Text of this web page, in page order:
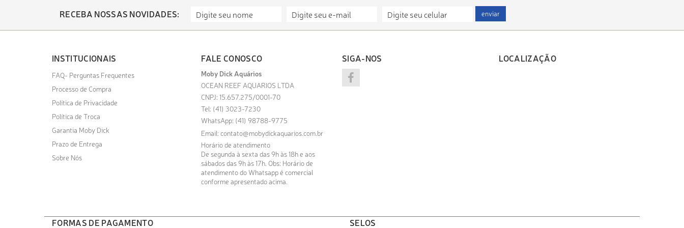
RECEBA NOSSAS NOVIDADES: enviar
INSTITUCIONAIS
FAQ- Perguntas Frequentes
Processo de Compra
Política de Privacidade
Política de Troca
Garantia Moby Dick
Prazo de Entrega
Sobre Nós
FALE CONOSCO
Moby Dick Aquários
OCEAN REEF AQUARIOS LTDA
CNPJ: 15.657.275/0001-70
Tel: (41) 3023-7230
WhatsApp: (41) 98788-9775
Email: contato@mobydickaquarios.com.br
Horário de atendimento
De segunda à sexta das 9h às 18h e aos
sábados das 9h às 17h. Obs: Horário de
atendimento do Whatsapp é comercial
conforme apresentado acima.
SIGA-NOS LOCALIZAÇÃO
FORMAS DE PAGAMENTO SELOS